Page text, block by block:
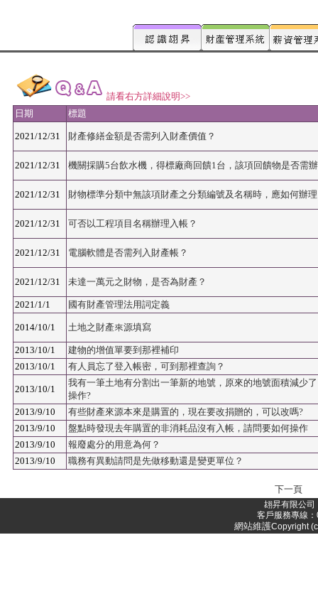
請看右方詳細說明>>
日期
標題
2021/12/31 財產修繕金額是否需列入財產價值？
2021/12/31 機關採購5台飲水機，得標廠商回饋1台，該項回饋物是否需
2021/12/31 財物標準分類中無該項財產之分類編號及名稱時，應如何辦
2021/12/31 可否以工程項目名稱辦理入帳？
2021/12/31 電腦軟體是否需列入財產帳？
2021/12/31 未達一萬元之財物，是否為財產？
2021/1/1 國有財產管理法用詞定義
2014/10/1 土地之財產來源填寫
2013/10/1
建物的增值單要到那裡補印
2013/10/1
有人員忘了登入帳密，可到那裡查詢？
2013/10/1
我有一筆土地有分割出一筆新的地號，原來的地號面積減少
操作?
2013/9/10
有些財產來源本來是購置的，現在要改捐贈的，可以改嗎?
2013/9/10
盤點時發現去年購置的非消耗品沒有入帳，請問要如何操作
2013/9/10
報廢處分的用意為何？
2013/9/10
職務有異動請問是先做移動還是變更單位？
下一頁
翃昇有限公
客戶服務專線
網站維護Copyright